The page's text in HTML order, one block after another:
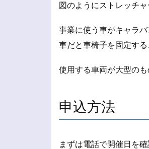
図のようにストレッチ
事業に使う車がキャラ
車だと車椅子を固定する
使用する車両が大型の
申込方法
まずは電話で開催日を確